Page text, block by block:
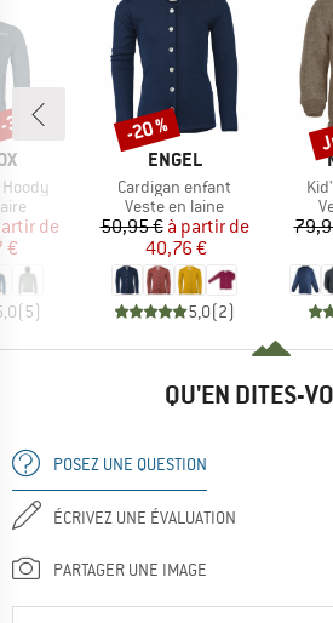
réduit
de
€
(5)
%
MARQUE
ENGEL
Article
Cardigan enfant
Product group
Veste en laine
Prix
50,95 € Prix réduit
à partir de
40,76 €
5,0(2)
Remise
-20 %
QU'EN DITES-
POSEZ UNE QUESTION
ÉCRIVEZ UNE ÉVALUATION
PARTAGER UNE IMAGE